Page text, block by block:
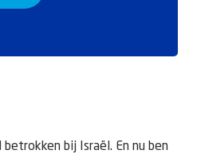
bij Israël. En nu ben